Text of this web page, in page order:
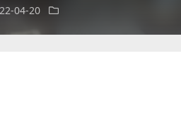
04-20